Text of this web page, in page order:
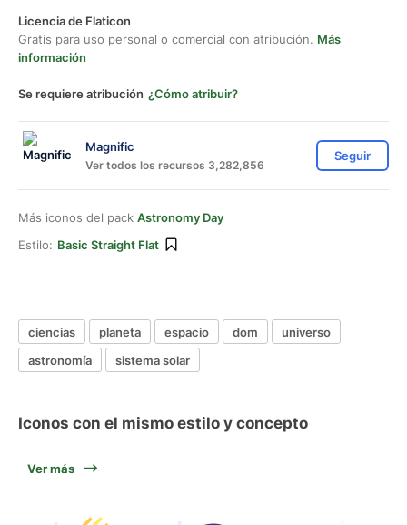
Licencia de Flaticon
Gratis para uso personal o comercial con atribución. Más
información
Se requiere atribución ¿Cómo atribuir?
Magnific
Ver todos los recursos 3,282,856
Seguir
Más iconos del pack Astronomy Day
Estilo: Basic Straight Flat
ciencias planeta espacio dom
universo
astronomía
sistema solar
Iconos con el mismo estilo y concepto
Ver más